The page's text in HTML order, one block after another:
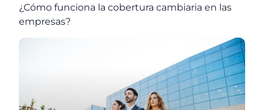
¿Cómo funciona la cobertura cambiaria en las
empresas?